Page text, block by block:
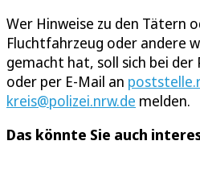
Wer Hinweise zu den Tätern
Fluchtfahrzeug oder andere
gemacht hat, soll sich bei
oder per E-Mail an
kreis@polizei.nrw.de melden.
Das könnte Sie auch